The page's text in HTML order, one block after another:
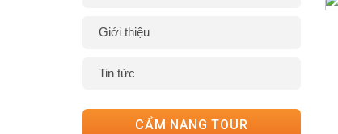
Giới thiệu
Tin tức
CẨM NANG TOUR